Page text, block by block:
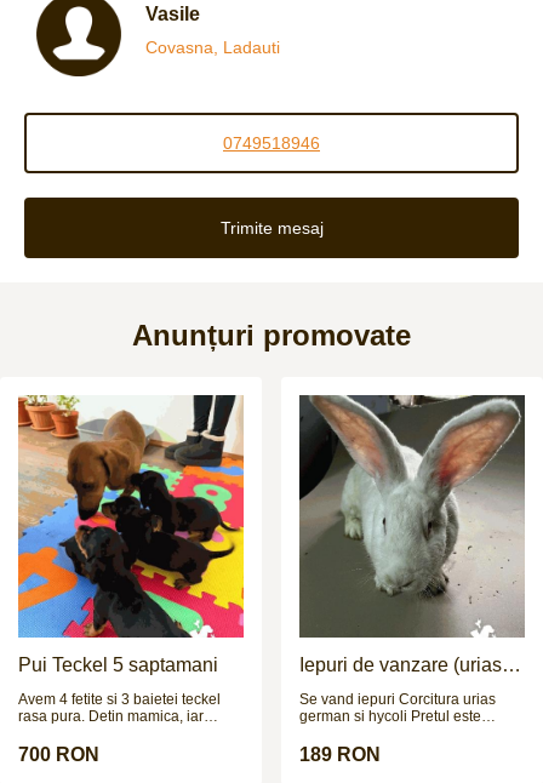
Vasile
Covasna, Ladauti
0749518946
Trimite mesaj
Anunțuri promovate
Pui Teckel 5 saptamani
Avem 4 fetite si 3 baietei teckel
rasa pura. Detin mamica, iar
cerere. Cateii sunt deparazitati
700 RON
Iepuri de vanzare (urias
Se vand iepuri Corcitura urias
german si hycoli Pretul este
189 RON